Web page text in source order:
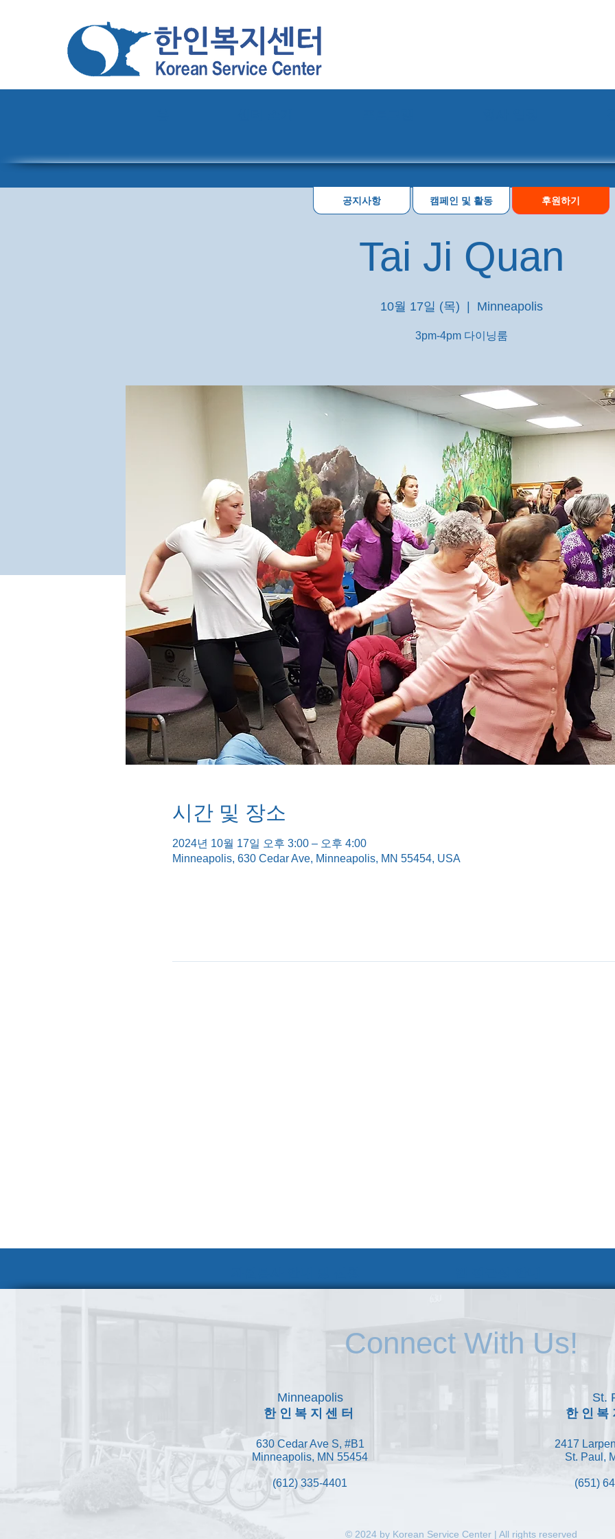
Tai Ji Quan
10월 17일 (목) Minneapolis
3pm-4pm 다이닝룸
시간 및 장소
2024년 10월 17일 오후 3:00 – 오후 4:00
Minneapolis, 630 Cedar Ave, Minneapolis, MN 55454, USA
공지사항 캠페인 및 활동 후원하기
Connect With Us!
Minneapolis
한인복지센터
630 Cedar Ave S, #B1
Minneapolis, MN 55454
(612) 335-4401
St.
한인복
2417
St. Paul,
(651)
© 2024 by Korean Service Center | All rights reserved